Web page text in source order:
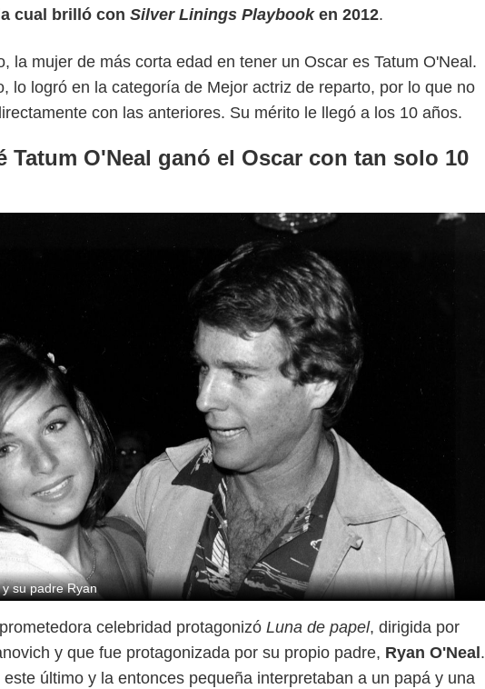
cual brilló con Silver Linings Playbook en 2012.
la mujer de más corta edad en tener un Oscar es Tatum O'Neal.
lo logró en la categoría de Mejor actriz de reparto, por lo que no
con las anteriores. Su mérito le llegó a los 10 años.
Tatum O'Neal ganó el Oscar con tan solo 10
su padre Ryan
celebridad protagonizó Luna de papel, dirigida por
y que fue protagonizada por su propio padre, Ryan O'Neal .
este último y la entonces pequeña interpretaban a un papá y una